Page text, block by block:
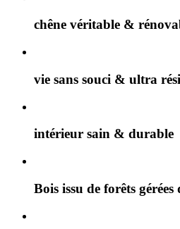
chêne véritable &
vie sans souci & ultra
intérieur sain & durable
Bois issu de forêts